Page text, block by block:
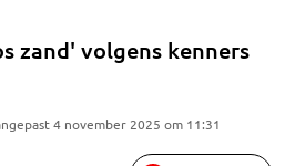
zand' volgens kenners
4 november 2025 om 11:31